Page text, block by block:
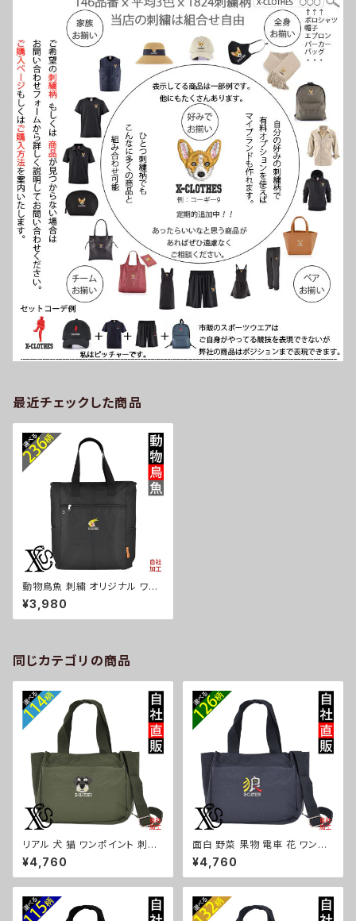
最近チェックした商品
動物鳥魚 刺繍 オリジナル ワン
ポイント 大容量 大きい トートバ
ッグ メンズ 縦型 A3 雑貨 グッズ
自社ブランド 柄 馬 豚 魚 クリス
¥3,980
同じカテゴリの商品
リアル 犬 猫 ワンポイント 刺繍
トート ショルダーバッグ カジュ
アル 軽量 レディース メンズ 雑
貨 グッズ 自社ブランド 柄 ギフト
ザー パグ ビションフリーゼ ori-
a-bg181-b10-s
¥4,760
面白 野菜 果物 電車 花 ワンポ
イント 刺繍トート ショルダーバ
ッグ カジュアル 軽量 レディース
メンズ 雑貨 グッズ 自社ブランド
鳥獣戯画 富士山 パチンコ ori-
a-bg181-b09-s
¥4,760